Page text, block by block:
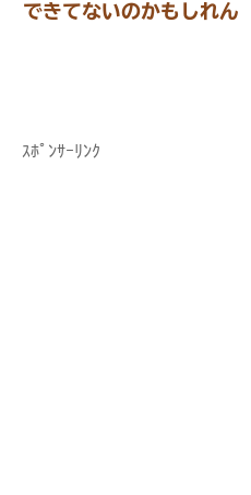
できてないのかもしれん
ｽﾎﾟﾝｻｰﾘﾝｸ